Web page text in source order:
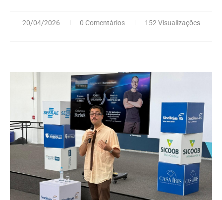
20/04/2026 0 Comentários 152 Visualizações